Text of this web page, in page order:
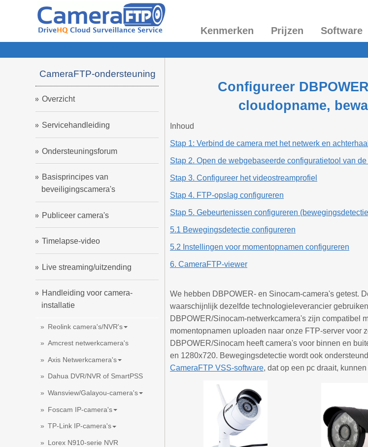
Kenmerken Prijzen Software
CameraFTP-ondersteuning
Overzicht
Servicehandleiding
Ondersteuningsforum
Basisprincipes van
beveiligingscamera's
Publiceer camera's
Timelapse-video
Live streaming/uitzending
Handleiding voor camera-
installatie
Reolink camera's/NVR's
Amcrest netwerkcamera's
Axis Netwerkcamera's
Dahua DVR/NVR of SmartPSS
Wansview/Galayou-camera's
Foscam IP-camera's
TP-Link IP-camera's
Lorex N910-serie NVR
Configureer
cloudopname,
Inhoud
Stap 1: Verbind de camera met het netwerk en
Stap 2. Open de webgebaseerde configuratietool van de
Stap 3. Configureer het videostreamprofiel
Stap 4. FTP-opslag configureren
Stap 5. Gebeurtenissen configureren
5.1 Bewegingsdetectie configureren
5.2 Instellingen voor momentopnamen configureren
6. CameraFTP-viewer
We hebben DBPOWER- en Sinocam-camera's getest.
waarschijnlijk dezelfde technologieleverancier
DBPOWER/Sinocam-netwerkcamera's zijn compatibel
momentopnamen uploaden naar onze FTP-server
DBPOWER/Sinocam heeft camera's voor binnen en
en 1280x720. Bewegingsdetectie wordt ook
CameraFTP VSS-software, dat op een pc draait,